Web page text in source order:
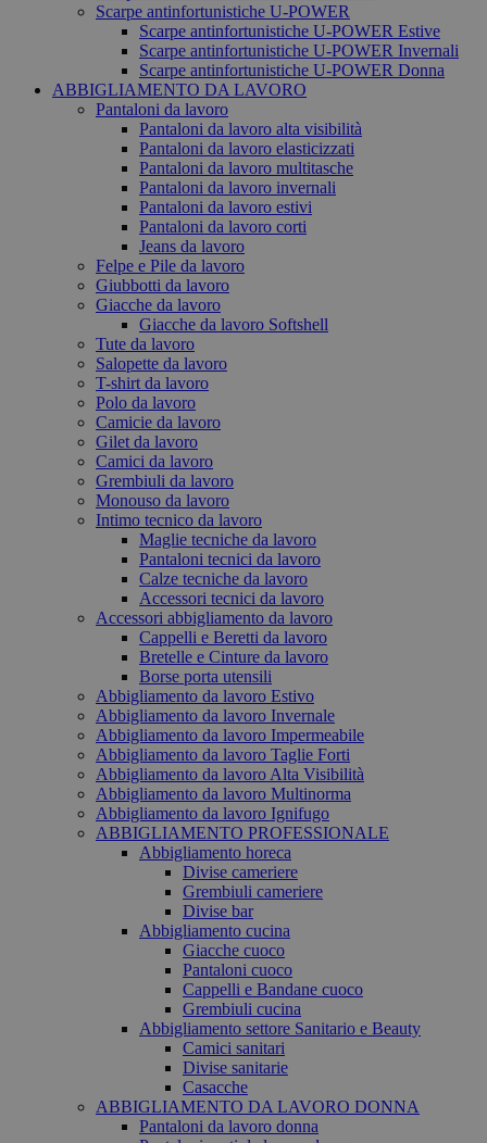
Scarpe antinfortunistiche U-POWER
Scarpe antinfortunistiche U-POWER Estive
Scarpe antinfortunistiche U-POWER Invernali
Scarpe antinfortunistiche U-POWER Donna
ABBIGLIAMENTO DA LAVORO
Pantaloni da lavoro
Pantaloni da lavoro alta visibilità
Pantaloni da lavoro elasticizzati
Pantaloni da lavoro multitasche
Pantaloni da lavoro invernali
Pantaloni da lavoro estivi
Pantaloni da lavoro corti
Jeans da lavoro
Felpe e Pile da lavoro
Giubbotti da lavoro
Giacche da lavoro
Giacche da lavoro Softshell
Tute da lavoro
Salopette da lavoro
T-shirt da lavoro
Polo da lavoro
Camicie da lavoro
Gilet da lavoro
Camici da lavoro
Grembiuli da lavoro
Monouso da lavoro
Intimo tecnico da lavoro
Maglie tecniche da lavoro
Pantaloni tecnici da lavoro
Calze tecniche da lavoro
Accessori tecnici da lavoro
Accessori abbigliamento da lavoro
Cappelli e Beretti da lavoro
Bretelle e Cinture da lavoro
Borse porta utensili
Abbigliamento da lavoro Estivo
Abbigliamento da lavoro Invernale
Abbigliamento da lavoro Impermeabile
Abbigliamento da lavoro Taglie Forti
Abbigliamento da lavoro Alta Visibilità
Abbigliamento da lavoro Multinorma
Abbigliamento da lavoro Ignifugo
ABBIGLIAMENTO PROFESSIONALE
Abbigliamento horeca
Divise cameriere
Grembiuli cameriere
Divise bar
Abbigliamento cucina
Giacche cuoco
Pantaloni cuoco
Cappelli e Bandane cuoco
Grembiuli cucina
Abbigliamento settore Sanitario e Beauty
Camici sanitari
Divise sanitarie
Casacche
ABBIGLIAMENTO DA LAVORO DONNA
Pantaloni da lavoro donna